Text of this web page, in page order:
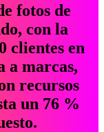
fotos de
con la
clientes en
a marcas,
recursos
un 76 %